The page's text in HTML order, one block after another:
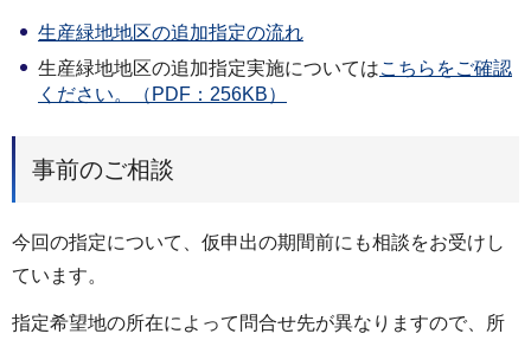
生産緑地地区の追加指定の流れ
生産緑地地区の追加指定実施についてはこちらをご確認
ください。（PDF：256KB）
事前のご相談
今回の指定について、仮申出の期間前にも相談をお受けし
ています。
指定希望地の所在によって問合せ先が異なりますので、所